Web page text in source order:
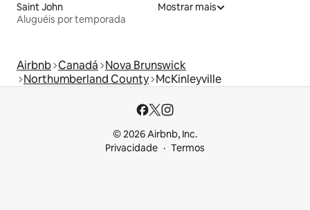
Saint John
Aluguéis por temporada
Mostrar mais
Airbnb Canadá Nova Brunswick
Northumberland County McKinleyville
© 2026 Airbnb, Inc.
Privacidade
Termos